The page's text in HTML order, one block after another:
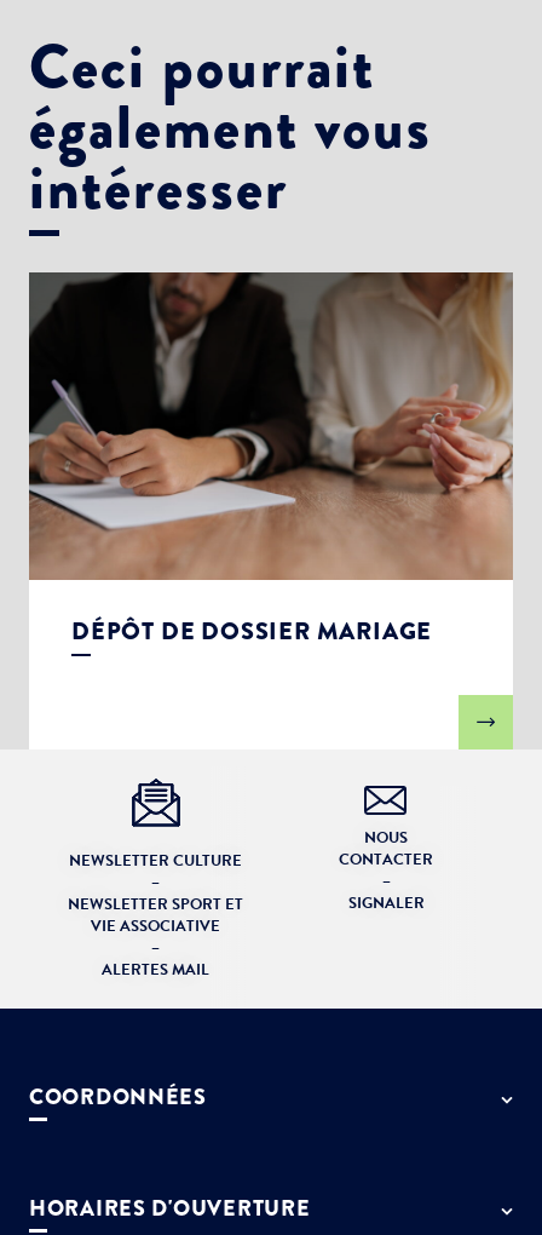
Ceci pourrait
également vous
intéresser
DÉPÔT DE DOSSIER MARIAGE
NEWSLETTER CULTURE
–
NEWSLETTER SPORT ET
VIE ASSOCIATIVE
–
ALERTES MAIL
NOUS
CONTACTER
–
SIGNALER
COORDONNÉES
01 64 13 55 55
HORAIRES D'OUVERTURE